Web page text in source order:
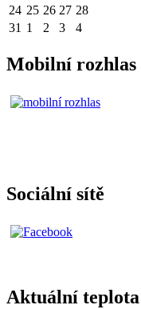
24 25 26 27 28
31 1 2 3 4
Mobilní rozhlas
Sociální sítě
Aktuální teplota